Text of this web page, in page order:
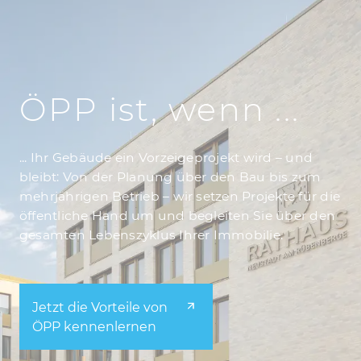
ÖPP ist, wenn ...
... Ihr Gebäude ein Vorzeigeprojekt wird – und
bleibt: Von der Planung über den Bau bis zum
mehrjährigen Betrieb – wir setzen Projekte für die
öffentliche Hand um und begleiten Sie über den
gesamten Lebenszyklus Ihrer Immobilie.
Jetzt die Vorteile von
ÖPP kennenlernen